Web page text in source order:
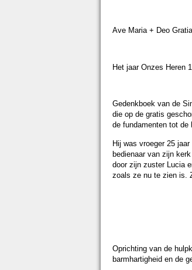
Ave Maria + Deo
Het jaar Onzes Heren
Gedenkboek van de
die op de gratis
de fundamenten tot de
Hij was vroeger 25
bedienaar van zijn
door zijn zuster Lucia
zoals ze nu te zien is.
Oprichting van de
barmhartigheid en de